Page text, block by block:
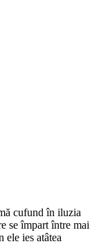
cufund în iluzia
se împart între mai
ele ies atâtea